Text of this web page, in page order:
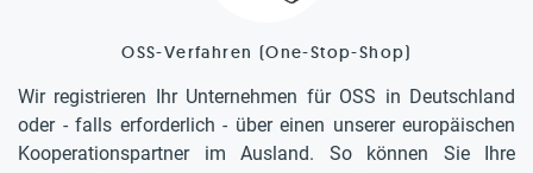
OSS-Verfahren (One-Stop-Shop)
Wir registrieren Ihr Unternehmen für OSS in Deutschland
oder - falls erforderlich - über einen unserer europäischen
Kooperationspartner im Ausland. So können Sie Ihre